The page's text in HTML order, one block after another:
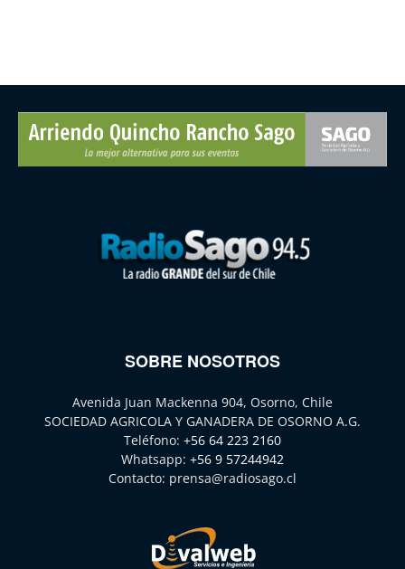
SOBRE NOSOTROS
Avenida Juan Mackenna 904, Osorno, Chile
SOCIEDAD AGRICOLA Y GANADERA DE OSORNO A.G.
Teléfono: +56 64 223 2160
Whatsapp: +56 9 57244942
Contacto: prensa@radiosago.cl